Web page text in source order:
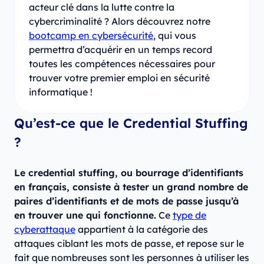
acteur clé dans la lutte contre la
cybercriminalité ? Alors découvrez notre
bootcamp en cybersécurité, qui vous
permettra d’acquérir en un temps record
toutes les compétences nécessaires pour
trouver votre premier emploi en sécurité
informatique !
Qu’est-ce que le Credential Stuffing
?
Le credential stuffing, ou bourrage d’identifiants
en français, consiste à tester un grand nombre de
paires d’identifiants et de mots de passe jusqu’à
en trouver une qui fonctionne. Ce type de
cyberattaque appartient à la catégorie des
attaques ciblant les mots de passe, et repose sur le
fait que nombreuses sont les personnes à utiliser les